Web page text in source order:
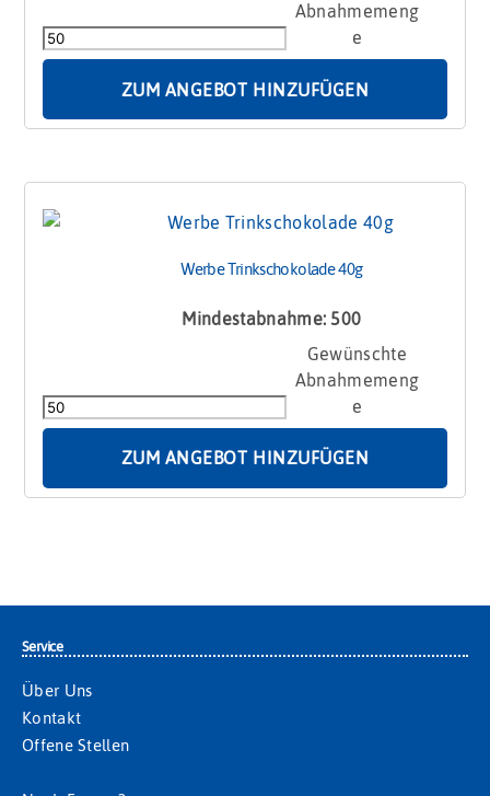
mit
Logoprägung
ZUM ANGEBOT HINZUFÜGEN
Werbe Trinkschokolade 40g
Mindestabnahme: 500
40g
Menge
ZUM ANGEBOT HINZUFÜGEN
Service
Über Uns
Kontakt
Offene Stellen